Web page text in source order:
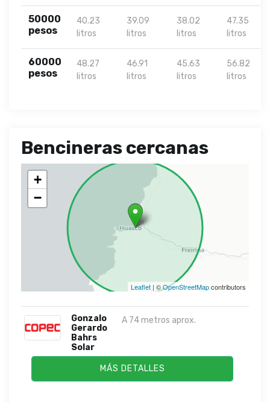
50000
pesos
40.23
litros
39.09
litros
38.02
litros
47.35
litros
60000
pesos
48.27
litros
46.91
litros
45.63
litros
56.82
litros
Bencineras cercanas
+
−
Leaflet | ©OpenStreetMapcontributors
Gonzalo
Gerardo
Bahrs
Solar
A 74 metros aprox.
MÁS DETALLES